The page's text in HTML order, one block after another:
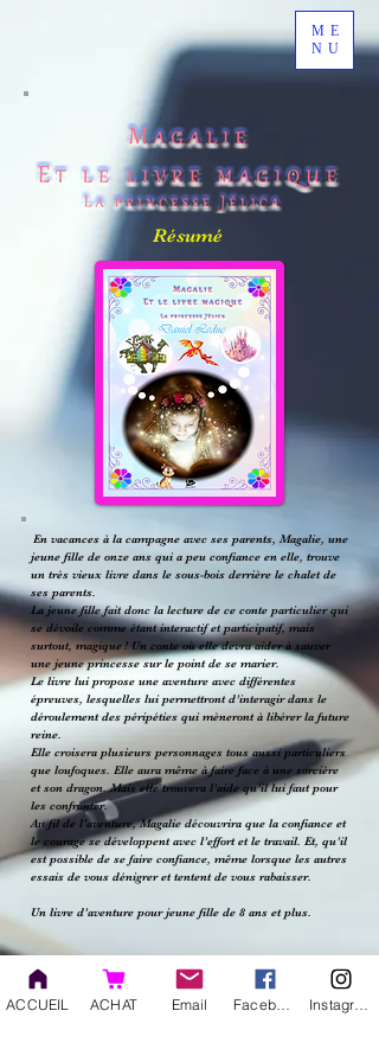
ME
NU
Résumé
En vacances à la campagne avec ses parents, Magalie, une
jeune fille de onze ans qui a peu confiance en elle, trouve
un très vieux livre dans le sous-bois derrière le chalet de
ses parents.
La jeune fille fait donc la lecture de ce conte particulier qui
se dévoile comme étant interactif et participatif, mais
surtout, magique ! Un conte où elle devra aider à sauver
une jeune princesse sur le point de se marier.
Le livre lui propose une aventure avec différentes
épreuves, lesquelles lui permettront d’interagir dans le
déroulement des péripéties qui mèneront à libérer la future
reine.
Elle croisera plusieurs personnages tous aussi particuliers
que loufoques. Elle aura même à faire face à une sorcière
et son dragon. Mais elle trouvera l’aide qu’il lui faut pour
les confronter.
Au fil de l’aventure, Magalie découvrira que la confiance et
le courage se développent avec l’effort et le travail. Et, qu’il
est possible de se faire confiance, même lorsque les autres
essais de vous dénigrer et tentent de vous rabaisser.
Un livre d’aventure pour jeune fille de 8 ans et plus.
© 2019 Proudly created by Daniel
ACCUEIL ACHAT Email